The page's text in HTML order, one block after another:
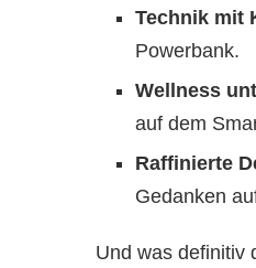
Technik mit
Powerbank.
Wellness
auf dem
Raffinierte
Gedanken
Und was definitiv